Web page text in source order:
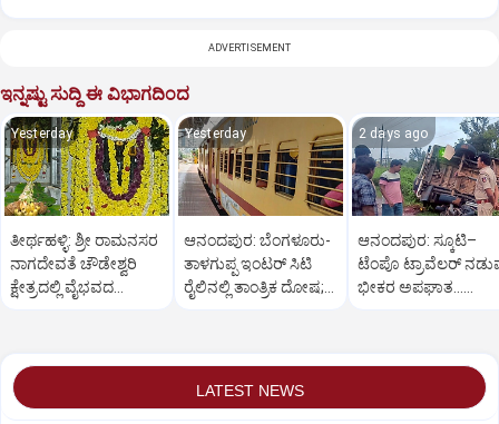
ADVERTISEMENT
ಇನ್ನಷ್ಟು ಸುದ್ದಿ ಈ ವಿಭಾಗದಿಂದ
Yesterday
ತೀರ್ಥಹಳ್ಳಿ: ಶ್ರೀ ರಾಮನಸರ
ನಾಗದೇವತೆ ಚೌಡೇಶ್ವರಿ
ಕ್ಷೇತ್ರದಲ್ಲಿ ವೈಭವದ
Yesterday
ಆನಂದಪುರ: ಬೆಂಗಳೂರು-
ತಾಳಗುಪ್ಪ ಇಂಟರ್ ಸಿಟಿ
ರೈಲಿನಲ್ಲಿ ತಾಂತ್ರಿಕ ದೋಷ;
2 days ago
ಆನಂದಪುರ: ಸ್ಕೂಟಿ–
ಟೆಂಪೊ ಟ್ರಾವೆಲರ್
ಭೀಕರ ಅಪಘಾತ...
LATEST NEWS